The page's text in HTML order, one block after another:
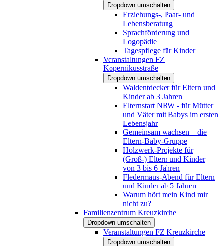
Dropdown umschalten
Erziehungs-, Paar- und
Lebensberatung
Sprachförderung und
Logopädie
Tagespflege für Kinder
Veranstaltungen FZ
Kopernikusstraße
Dropdown umschalten
Waldentdecker für Eltern und
Kinder ab 3 Jahren
Elternstart NRW - für Mütter
und Väter mit Babys im ersten
Lebensjahr
Gemeinsam wachsen – die
Eltern-Baby-Gruppe
Holzwerk-Projekte für
(Groß-) Eltern und Kinder
von 3 bis 6 Jahren
Fledermaus-Abend für Eltern
und Kinder ab 5 Jahren
Warum hört mein Kind mir
nicht zu?
Familienzentrum Kreuzkirche
Dropdown umschalten
Veranstaltungen FZ Kreuzkirche
Dropdown umschalten